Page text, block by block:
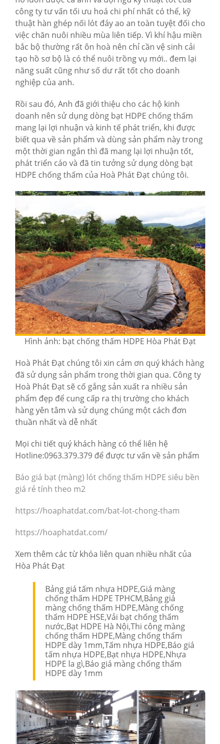
công ty tư vấn tối ưu hoá chi phí nhất có thể, kỹ
thuật hàn ghép nối lót đáy ao an toàn tuyệt đối cho
việc chăn nuôi nhiều mùa liên tiếp. Vì khí hậu miền
bắc bộ thường rất ôn hoà nên chỉ cần vệ sinh cải
tạo hồ sơ bộ là có thể nuôi trồng vụ mới.. đem lại
năng suất cũng như số dư rất tốt cho doanh
nghiệp của anh.
Rồi sau đó, Anh đã giới thiệu cho các hộ kinh
doanh nên sử dụng dòng bạt HDPE chống thấm
mang lại lợi nhuận và kinh tế phát triển, khi được
biết qua về sản phẩm và dùng sản phẩm này trong
một thời gian ngắn thì đã mang lại lợi nhuận tốt,
phát triển cáo và đã tin tưởng sử dụng dòng bạt
HDPE chống thấm của Hoà Phát Đạt chúng tôi.
Hình ảnh: bạt chống thấm HDPE Hòa Phát Đạt
Hoà Phát Đạt chúng tôi xin cảm ơn quý khách hàng
đã sử dụng sản phẩm trong thời gian qua. Công ty
Hoà Phát Đạt sẽ cố gắng sản xuất ra nhiều sản
phẩm đẹp để cung cấp ra thị trường cho khách
hàng yên tâm và sử dụng chúng một cách đơn
thuần nhất và dễ nhất
Mọi chi tiết quý khách hàng có thể liên hệ
Hotline:0963.379.379 để được tư vấn về sản phẩm
Báo giá bạt (màng) lót chống thấm HDPE siêu bền
giá rẻ tính theo m2
https://hoaphatdat.com/bat-lot-chong-tham
https://hoaphatdat.com/
Xem thêm các từ khóa liên quan nhiều nhất của
Hòa Phát Đạt
Bảng giá tấm nhựa HDPE,Giá màng
chống thấm HDPE TPHCM,Bảng giá
màng chống thấm HDPE,Màng chống
thấm HDPE HSE,Vải bạt chống thấm
nước,Bạt HDPE Hà Nội,Thi công màng
chống thấm HDPE,Màng chống thấm
HDPE dày 1mm,Tấm nhựa HDPE,Báo giá
tấm nhựa HDPE,Bạt nhựa HDPE,Nhựa
HDPE la gì,Báo giá màng chống thấm
HDPE dày 1mm